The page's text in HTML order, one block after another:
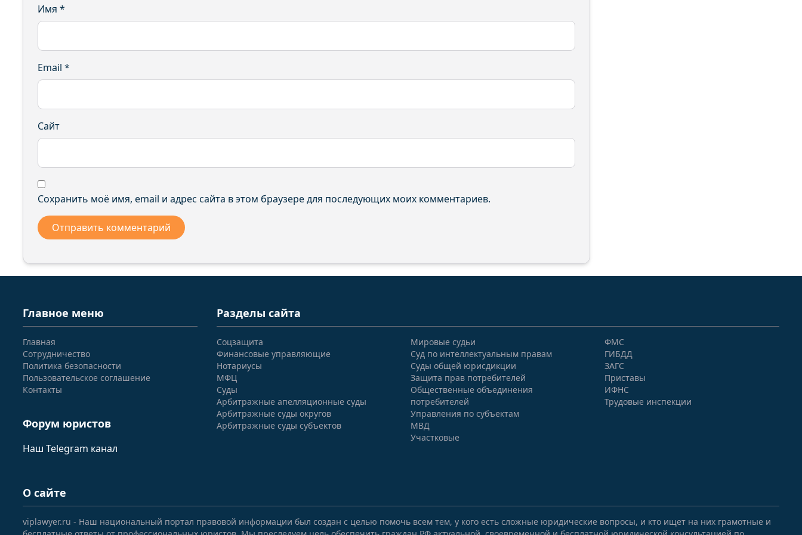
Имя *
Email *
Сайт
Сохранить моё имя, email и адрес сайта в этом браузере для последующих моих комментариев.
Главное меню
Главная
Сотрудничество
Политика безопасности
Пользовательское соглашение
Контакты
Форум юристов
Наш Telegram канал
Разделы сайта
Соцзащита
Финансовые управляющие
Нотариусы
МФЦ
Суды
Арбитражные апелляционные суды
Арбитражные суды округов
Арбитражные суды субъектов
Мировые судьи
Суд по интеллектуальным правам
Суды общей юрисдикции
Защита прав потребителей
Общественные объединения
потребителей
Управления по субъектам
МВД
Участковые
ФМС
ГИБДД
ЗАГС
Приставы
ИФНС
Трудовые инспекции
О сайте
viplawyer.ru - Наш национальный портал правовой информации был создан с целью помочь всем тем, у кого есть сложные юридические вопросы, и кто ищет на них грамотные и